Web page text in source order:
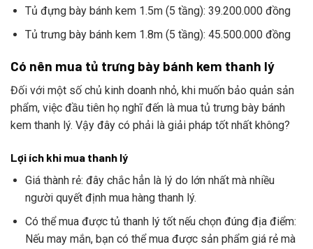
Tủ đựng bày bánh kem 1.5m (5 tầng): 39.200.000 đồng
Tủ trưng bày bánh kem 1.8m (5 tầng): 45.500.000 đồng
Có nên mua tủ trưng bày bánh kem thanh lý
Đối với một số chủ kinh doanh nhỏ, khi muốn bảo quản sản
phẩm, việc đầu tiên họ nghĩ đến là mua tủ trưng bày bánh
kem thanh lý. Vậy đây có phải là giải pháp tốt nhất không?
Lợi ích khi mua thanh lý
Giá thành rẻ: đây chắc hẳn là lý do lớn nhất mà nhiều
người quyết định mua hàng thanh lý.
Có thể mua được tủ thanh lý tốt nếu chọn đúng địa điểm:
Nếu may mắn, bạn có thể mua được sản phẩm giá rẻ mà